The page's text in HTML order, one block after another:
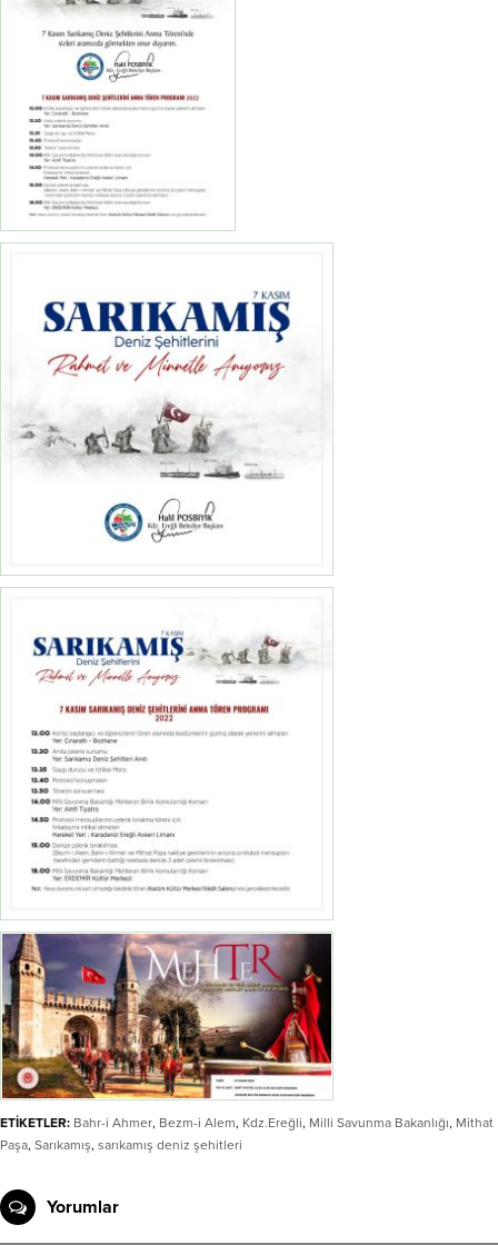
ETİKETLER: Bahr-i Ahmer, Bezm-i Alem, Kdz.Ereğli, Milli Savunma Bakanlığı, Mithat
Paşa, Sarıkamış, sarıkamış deniz şehitleri
Yorumlar